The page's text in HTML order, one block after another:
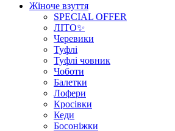
Жіноче взуття
SPECIAL OFFER
ЛІТО✨
Черевики
Туфлі
Туфлі човник
Чоботи
Балетки
Лофери
Кросівки
Кеди
Босоніжки